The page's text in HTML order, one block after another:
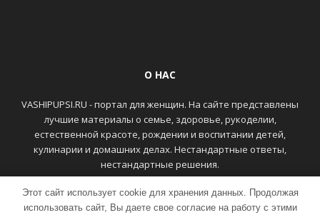
О НАС
VASHIPUPSI.RU - портал для женщин. На сайте представлены
лучшие материалы о семье, здоровье, рукоделии,
естественной красоте, рождении и воспитании детей,
кулинарии и домашних делах. Нестандартные ответы,
нестандартные решения.
ГЛАВНАЯ КОНТАКТЫ
Этот сайт использует cookie для хранения данных. Продолжая
использовать сайт, Вы даете свое согласие на работу с этими